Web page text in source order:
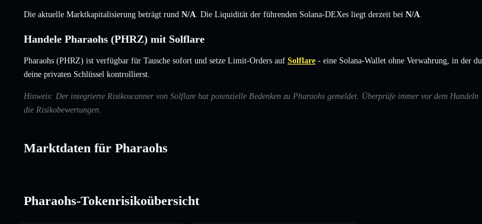
Die aktuelle Marktkapitalisierung beträgt rund N/A . Die Liquidität der führenden Solana-DEXes liegt derzeit bei N/A
Handele Pharaohs (PHRZ) mit Solflare
Pharaohs (PHRZ) ist verfügbar für Tausche sofort und setze Limit-Orders auf Solflare - eine Solana-Wallet ohne Verwahrung, in der du
deine privaten Schlüssel kontrollierst.
Hinweis: Der integrierte Risikoscanner von Solflare hat potenzielle Bedenken zu Pharaohs gemeldet. Überprüfe immer vor dem Handeln
die Risikobewertungen.
Marktdaten für Pharaohs
Pharaohs-Tokenrisikoübersicht